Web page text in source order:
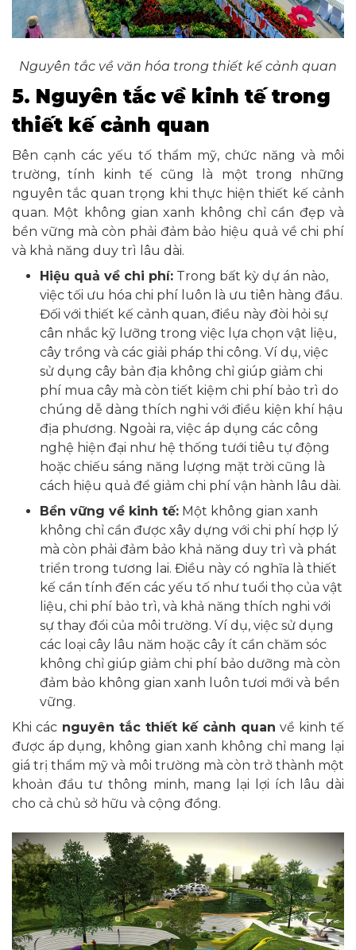
Nguyên tắc về văn hóa trong thiết kế cảnh quan
5. Nguyên tắc về kinh tế trong
thiết kế cảnh quan
Bên cạnh các yếu tố thẩm mỹ, chức năng và môi
trường, tính kinh tế cũng là một trong những
nguyên tắc quan trọng khi thực hiện thiết kế cảnh
quan. Một không gian xanh không chỉ cần đẹp và
bền vững mà còn phải đảm bảo hiệu quả về chi phí
và khả năng duy trì lâu dài.
Hiệu quả về chi phí: Trong bất kỳ dự án nào,
việc tối ưu hóa chi phí luôn là ưu tiên hàng đầu.
Đối với thiết kế cảnh quan, điều này đòi hỏi sự
cân nhắc kỹ lưỡng trong việc lựa chọn vật liệu,
cây trồng và các giải pháp thi công. Ví dụ, việc
sử dụng cây bản địa không chỉ giúp giảm chi
phí mua cây mà còn tiết kiệm chi phí bảo trì do
chúng dễ dàng thích nghi với điều kiện khí hậu
địa phương. Ngoài ra, việc áp dụng các công
nghệ hiện đại như hệ thống tưới tiêu tự động
hoặc chiếu sáng năng lượng mặt trời cũng là
cách hiệu quả để giảm chi phí vận hành lâu dài.
Bền vững về kinh tế: Một không gian xanh
không chỉ cần được xây dựng với chi phí hợp lý
mà còn phải đảm bảo khả năng duy trì và phát
triển trong tương lai. Điều này có nghĩa là thiết
kế cần tính đến các yếu tố như tuổi thọ của vật
liệu, chi phí bảo trì, và khả năng thích nghi với
sự thay đổi của môi trường. Ví dụ, việc sử dụng
các loại cây lâu năm hoặc cây ít cần chăm sóc
không chỉ giúp giảm chi phí bảo dưỡng mà còn
đảm bảo không gian xanh luôn tươi mới và bền
vững.
Khi các nguyên tắc thiết kế cảnh quan về kinh tế
được áp dụng, không gian xanh không chỉ mang lại
giá trị thẩm mỹ và môi trường mà còn trở thành một
khoản đầu tư thông minh, mang lại lợi ích lâu dài
cho cả chủ sở hữu và cộng đồng.